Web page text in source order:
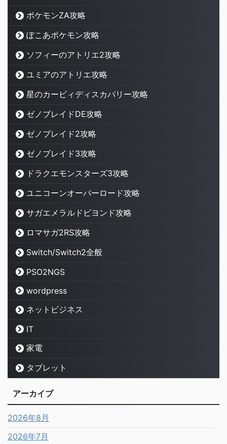
ポケモンZA攻略
ぽこあポケモン攻略
ソフィーのアトリエ2攻略
ユミアのアトリエ攻略
星のカービィディスカバリー攻略
ゼノブレイドDE攻略
ゼノブレイド2攻略
ゼノブレイド3攻略
ドラクエモンスターズ3攻略
ユニコーンオーバーロード攻略
サガエメラルドビヨンド攻略
ロマサガ2RS攻略
Switch/Switch2全般
PSO2NGS
wordpress
ネットビジネス
IT
家電
タブレット
アーカイブ
2026年8月
2026年7月